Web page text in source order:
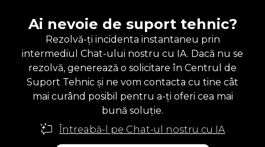
Ai nevoie de suport tehnic?
Rezolvă-ți incidenta instantaneu prin
intermediul Chat-ului nostru cu IA. Dacă nu se
rezolvă, generează o solicitare în Centrul de
Suport Tehnic și ne vom contacta cu tine cât
mai curând posibil pentru a-ți oferi cea mai
bună soluție.
Întreabă-l pe Chat-ul nostru cu IA